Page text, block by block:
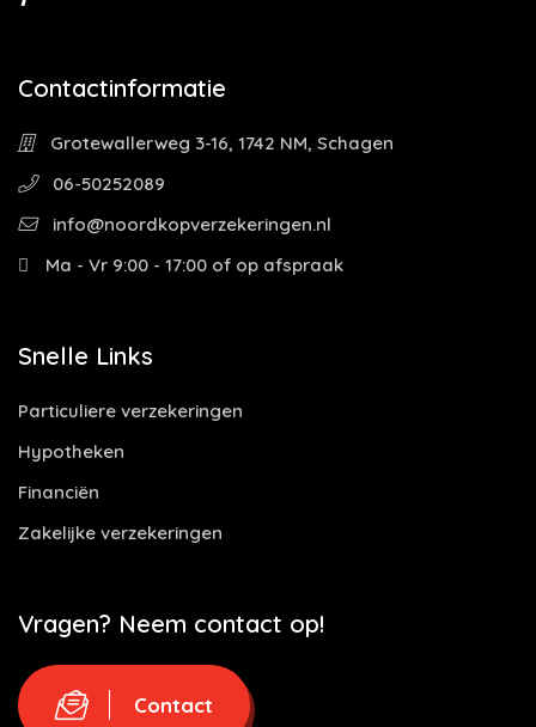
Contactinformatie
Grotewallerweg 3-16, 1742 NM, Schagen
06-50252089
info@noordkopverzekeringen.nl
Ma - Vr 9:00 - 17:00 of op afspraak
Snelle Links
Particuliere verzekeringen
Hypotheken
Financiën
Zakelijke verzekeringen
Vragen? Neem contact op!
Contact